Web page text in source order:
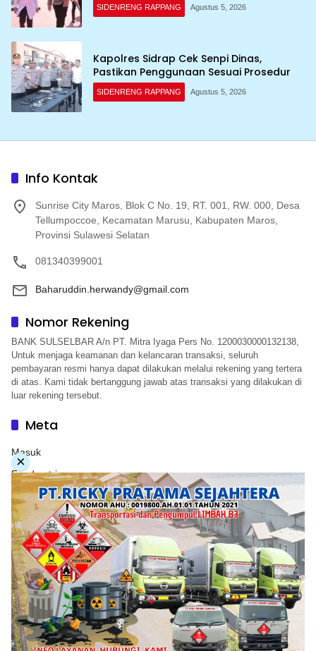
SIDENRENG RAPPANG Agustus 5, 2026
Kapolres Sidrap Cek Senpi Dinas,
Pastikan Penggunaan Sesuai Prosedur
SIDENRENG RAPPANG Agustus 5, 2026
Info Kontak
Sunrise City Maros, Blok C No. 19, RT. 001, RW. 000, Desa
Tellumpoccoe, Kecamatan Marusu, Kabupaten Maros,
Provinsi Sulawesi Selatan
081340399001
Baharuddin.herwandy@gmail.com
Nomor Rekening
BANK SULSELBAR A/n PT. Mitra Iyaga Pers No. 1200030000132138,
Untuk menjaga keamanan dan kelancaran transaksi, seluruh
pembayaran resmi hanya dapat dilakukan melalui rekening yang tertera
di atas. Kami tidak bertanggung jawab atas transaksi yang dilakukan di
luar rekening tersebut.
Meta
Masuk
Feed entri
Feed komentar
WordPress.org
Copyright © 2026. PT. Herwandy Baharuddin Grup. All
rights reserve
×